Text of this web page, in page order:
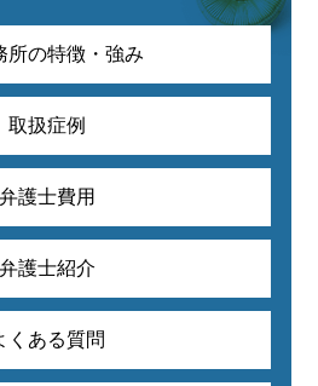
所の特徴・強み
取扱症例
弁護士費用
弁護士紹介
くある質問